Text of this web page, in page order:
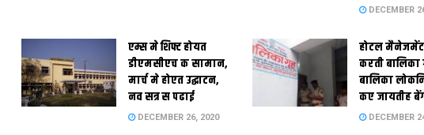
DECEMBER
एम्स मे शिफ्ट होयत
डीएमसीएच क सामान,
मार्च मे होएत उद्घाटन,
नव सत्र स पढाई
DECEMBER 26, 2020
होटल
करती
बालिका
कए जायतीह
DECEMBER